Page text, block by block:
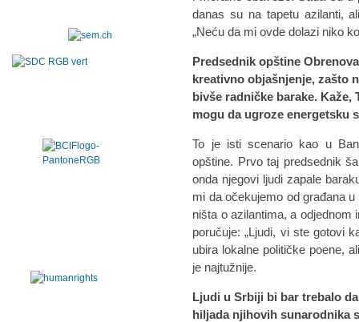
danas su na tapetu azilanti,
„Neću da mi ovde dolazi niko
Predsednik opštine
kreativno objašnjenje, zašto
bivše radničke barake. Kaže,
mogu da ugroze energetsku
To je isti scenario kao u
opštine. Prvo taj predsednik
onda njegovi ljudi zapale
mi da očekujemo od građana
ništa o azilantima, a odjednom
poručuje: „Ljudi, vi ste gotovi
ubira lokalne političke poene,
je najtužnije.
Ljudi u Srbiji bi bar trebalo
hiljada njihovih sunarodnika